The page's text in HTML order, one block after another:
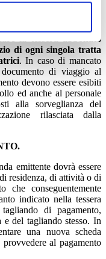
avere con sé Tessera
validi. Il titolare
del mezzo dalla porta
la tessera abbonato
di ogni singola tratta
. In caso di mancato
di viaggio al
devono essere esibiti
ed anche al personale
alla sorveglianza del
rilasciata dalla
emittente dovrà essere
residenza, di attività o di
che conseguentemente
indicato nella tessera
di pagamento,
e del tagliando stesso. In
una nuova scheda
al pagamento